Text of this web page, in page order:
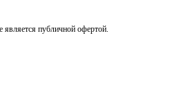
публичной офертой.